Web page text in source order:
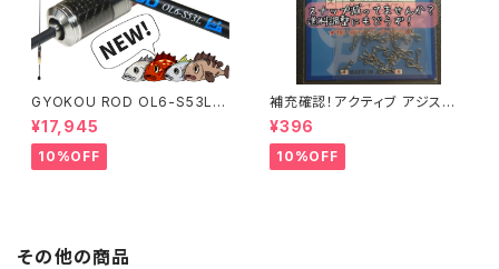
GYOKOU ROD OL6-S53L
【おり釣具×レベロク】漁港ロッ
ド
¥17,945
10%OFF
補充確認！アクティブ アジスナッ
プ (22個入り) 各サイズ
¥396
10%OFF
その他の商品